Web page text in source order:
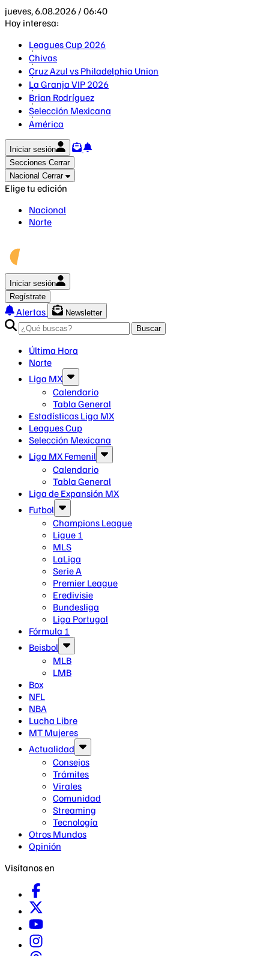
jueves, 6.08.2026 / 06:40
Hoy interesa:
Leagues Cup 2026
Chivas
Cruz Azul vs Philadelphia Union
La Granja VIP 2026
Brian Rodríguez
Selección Mexicana
América
Iniciar sesión
Secciones Cerrar
Nacional Cerrar
Elige tu edición
Nacional
Norte
Iniciar sesión
Regístrate
Alertas
Newsletter
Buscar
Última Hora
Norte
Liga MX
Calendario
Tabla General
Estadísticas Liga MX
Leagues Cup
Selección Mexicana
Liga MX Femenil
Calendario
Tabla General
Liga de Expansión MX
Futbol
Champions League
Ligue 1
MLS
LaLiga
Serie A
Premier League
Eredivisie
Bundesliga
Liga Portugal
Fórmula 1
Beisbol
MLB
LMB
Box
NFL
NBA
Lucha Libre
MT Mujeres
Actualidad
Consejos
Trámites
Virales
Comunidad
Streaming
Tecnología
Otros Mundos
Opinión
Visítanos en